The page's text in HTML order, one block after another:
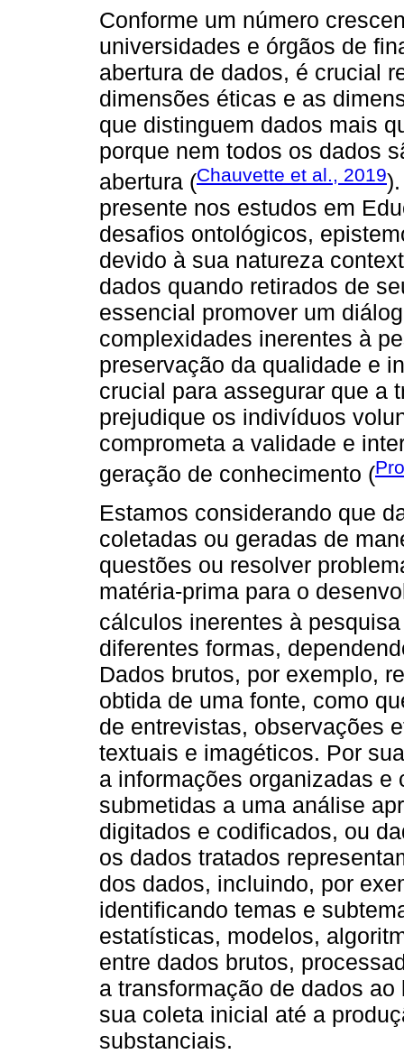
Conforme um número
universidades e órgãos de
abertura de dados, é crucial
dimensões éticas e as
que distinguem dados mais
porque nem todos os dados
abertura (Chauvette et al., 2019
presente nos estudos em
desafios ontológicos,
devido à sua natureza
dados quando retirados de
essencial promover um
complexidades inerentes à
preservação da qualidade e
crucial para assegurar que a
prejudique os indivíduos
comprometa a validade e
geração de conhecimento (
Estamos considerando que
coletadas ou geradas de
questões ou resolver
matéria-prima para o
cálculos inerentes à
diferentes formas,
Dados brutos, por exemplo,
obtida de uma fonte, como
de entrevistas, observações
textuais e imagéticos. Por
a informações organizadas
submetidas a uma análise
digitados e codificados, ou
os dados tratados
dos dados, incluindo, por
identificando temas e
estatísticas, modelos,
entre dados brutos,
a transformação de dados
sua coleta inicial até a
substanciais.